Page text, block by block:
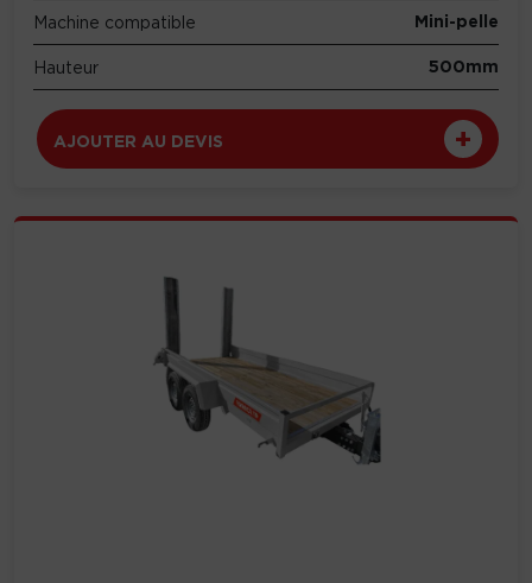
Machine compatible Mini-pelle
Hauteur 500mm
AJOUTER AU DEVIS